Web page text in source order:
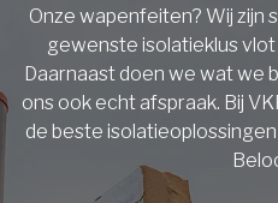
Onze wapenfeiten? Wij zijn
gewenste isolatieklus
Daarnaast doen we wat we
ons ook echt afspraak. Bij
de beste